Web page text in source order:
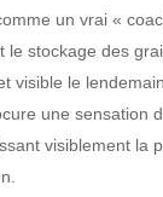
un vrai «
le stockage des
visible le
une sensation
visiblement la